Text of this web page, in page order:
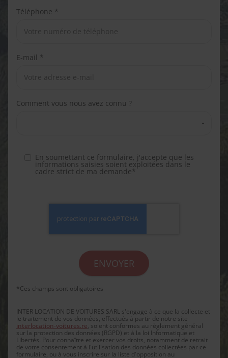
Téléphone *
E-mail *
Comment vous nous avez connu ?
En soumettant ce formulaire, j'accepte que les
informations saisies soient exploitées dans le
cadre strict de ma demande*
*Ces champs sont obligatoires
INTER LOCATION DE VOITURES SARL s'engage à ce que la collecte et
le traitement de vos données, effectués à partir de notre site
interlocation-voitures.re, soient conformes au règlement général
sur la protection des données (RGPD) et à la loi Informatique et
Libertés. Pour connaître et exercer vos droits, notamment de retrait
de votre consentement à l'utilisation des données collectées par ce
formulaire, ou à vous inscrire sur la liste d'opposition au